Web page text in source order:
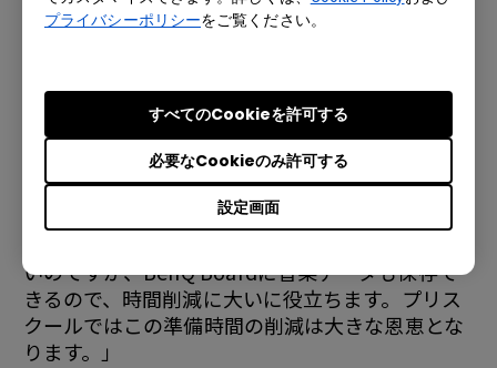
プライバシーポリシーをご覧ください。
設定画面
必要なCookieのみ許可する
すべてのCookieを許可する
ワイヤレス画面共有アプリ「InstaShare 2」に
BenQ Boardの導入価値は「時間が削減でき、ペ
ーパーレスで環境に配慮できる」と、言及する
Renae先生。「BenQ Boardを使えば、レッスン
で使うマテリアルを大きな紙に手作業で並べる代
わりに、写真や情報をPC上で用意するだけですべ
いのですが、BenQ Boardに音楽データも保存で
きるので、時間削減に大いに役立ちます。プリス
クールではこの準備時間の削減は大きな恩恵とな
ります。」